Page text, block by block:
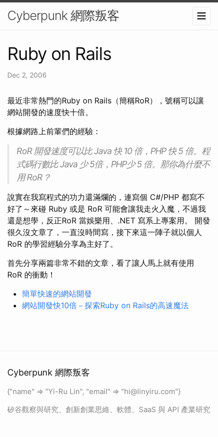
Cyberpunk 網際叛客
Ruby on Rails
Dec 2, 2006
最近非常熱門的Ruby on Rails（簡稱RoR），號稱可以讓
網站開發的速度快十倍。
根據網路上前輩們的經驗：
RoR 開發速度可以比 Java 快 10 倍，PHP 快 5 倍。程
式碼行數比 Java 少 5倍，PHP少 5 倍。那你為什麼不
用 RoR？
說實在我寫程式的功力還滿爛的，連寫個 C#/PHP 都寫不
好了～來碰 Ruby 或是 RoR 可能會讓我走火入魔，不過我
還是想學，反正RoR 當娛樂用、.NET 寫系上專案用。 開發
很久沒文章了，一直沒時間寫，接下來這一陣子就以個人
RoR 的學習經驗分享為主好了。
首先分享兩篇非常不錯的文章，看了讓人馬上就有使用
RoR 的衝動！
簡單快速的網站開發
網站開發快10倍－探索Ruby on Rails的高速魔法
Cyberpunk 網際叛客
{"name" => "Yi-Ru Lin", "email" => "hi@linyiru.com"}
矽谷觀察與研究、創新創業思維、軟體、SaaS 與 API 產業研究